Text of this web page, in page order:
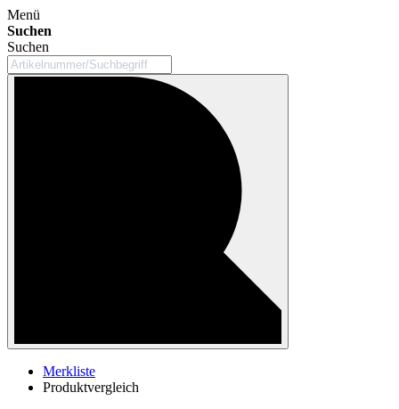
Menü
Suchen
Suchen
Merkliste
Produktvergleich